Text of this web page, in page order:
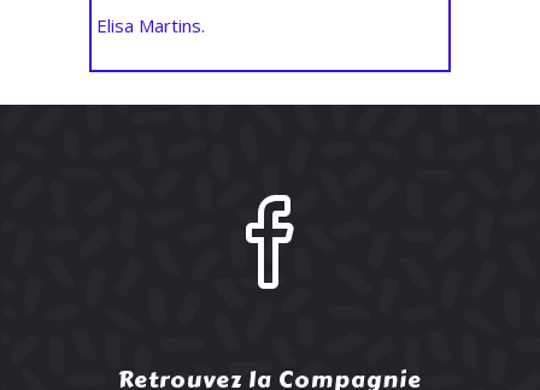
Elisa Martins.
Retrouvez la Compagnie